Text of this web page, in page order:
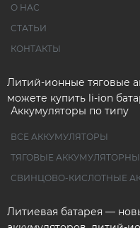
О НАС
СТАТЬИ
КОНТАКТЫ
Литий-ионные тяговые
можете купить li-ion
Аккумуляторы по типу
ВСЕ АККУМУЛЯТОРЫ
ТЯГОВЫЕ
СВИНЦОВО-КИСЛОТНЫЕ
Литиевая батарея —